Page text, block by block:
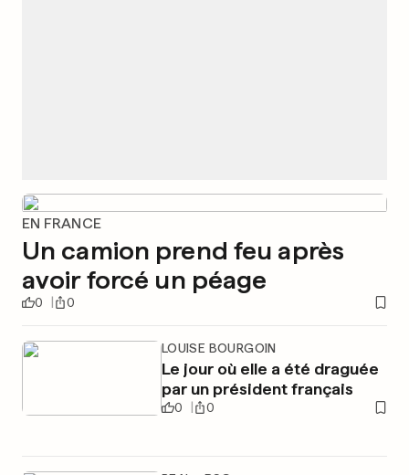
EN FRANCE
Un camion prend feu après
avoir forcé un péage
0 0
LOUISE BOURGOIN
Le jour où elle a été draguée
par un président français
0 0